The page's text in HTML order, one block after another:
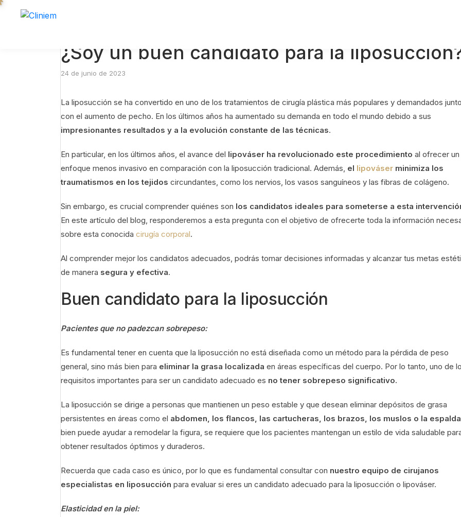
¿Soy un buen candidato para la
24 de junio de 2023
La liposucción se ha convertido en uno de los tratamientos de cirugía plástica más populares y demandados junto
con el aumento de pecho. En los últimos años ha aumentado su demanda en todo el mundo debido a sus
impresionantes resultados y a la evolución constante de las técnicas.
En particular, en los últimos años, el avance del lipováser ha revolucionado este procedimiento al ofrecer un
enfoque menos invasivo en comparación con la liposucción tradicional. Además, el lipováser minimiza los
traumatismos en los tejidos circundantes, como los nervios, los vasos sanguíneos y las fibras de colágeno.
Sin embargo, es crucial comprender quiénes son los candidatos ideales para someterse a esta
En este artículo del blog, responderemos a esta pregunta con el objetivo de ofrecerte toda la información
sobre esta conocida cirugía corporal.
Al comprender mejor los candidatos adecuados, podrás tomar decisiones informadas y alcanzar tus metas
de manera segura y efectiva.
Buen candidato para la liposucción
Pacientes que no padezcan sobrepeso:
Es fundamental tener en cuenta que la liposucción no está diseñada como un método para la pérdida de peso
general, sino más bien para eliminar la grasa localizada en áreas específicas del cuerpo. Por lo tanto, uno de
requisitos importantes para ser un candidato adecuado es no tener sobrepeso significativo.
La liposucción se dirige a personas que mantienen un peso estable y que desean eliminar depósitos de grasa
persistentes en áreas como el abdomen, los flancos, las cartucheras, los brazos, los muslos o la espalda
bien puede ayudar a remodelar la figura, se requiere que los pacientes mantengan un estilo de vida saludable
obtener resultados óptimos y duraderos.
Recuerda que cada caso es único, por lo que es fundamental consultar con nuestro equipo de cirujanos
especialistas en liposucción para evaluar si eres un candidato adecuado para la liposucción o lipováser.
Elasticidad en la piel: